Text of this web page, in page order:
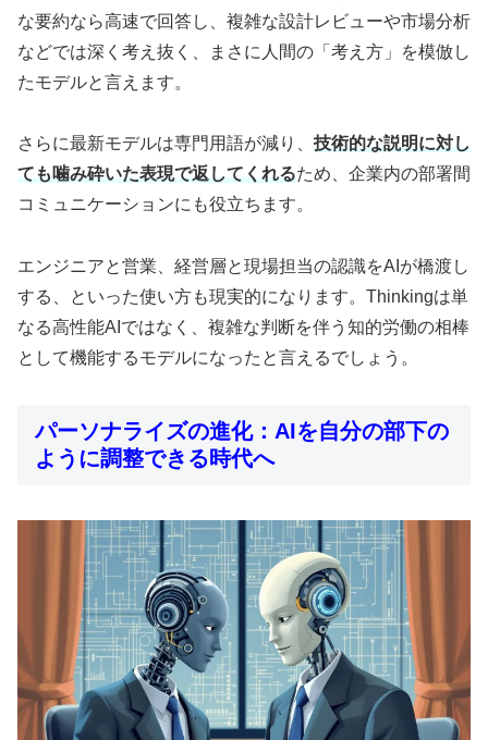
な要約なら高速で回答し、複雑な設計レビューや市場分析
などでは深く考え抜く、まさに人間の「考え方」を模倣し
たモデルと言えます。
さらに最新モデルは専門用語が減り、 技術的な説明に対し
ても噛み砕いた表現で返してくれるため、企業内の部署間
コミュニケーションにも役立ちます。
エンジニアと営業、経営層と現場担当の認識をAIが橋渡し
する、といった使い方も現実的になります。Thinkingは単
なる高性能AIではなく、複雑な判断を伴う知的労働の相棒
として機能するモデルになったと言えるでしょう。
パーソナライズの進化：AIを自分の部下の
ように調整できる時代へ